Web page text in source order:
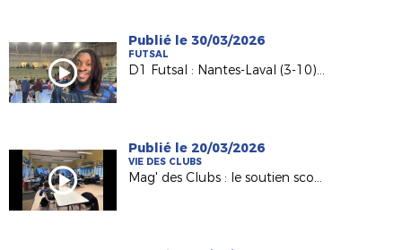
Publié le 30/03/2026
FUTSAL
D1 Futsal : Nantes-Laval (3-10), les réactions d’après match
Publié le 20/03/2026
VIE DES CLUBS
Mag' des Clubs : le soutien scolaire au sein de l'AS Saint-Hilaire Vihiers Saint-Paul